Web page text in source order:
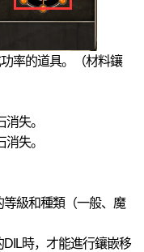
率的道具。（材料鑲
失。
失。
級和種類（一般、魔
時，才能進行鑲嵌移